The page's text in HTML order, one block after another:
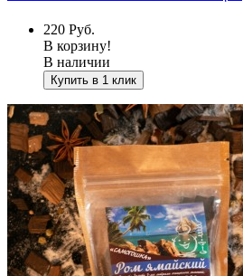
220 Руб.
В корзину!
В наличии
Купить в 1 клик